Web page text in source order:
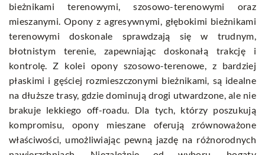
bieżnikami terenowymi, szosowo-terenowymi oraz
mieszanymi. Opony z agresywnymi, głębokimi bieżnikami
terenowymi doskonale sprawdzają się w trudnym,
błotnistym terenie, zapewniając doskonałą trakcję i
kontrolę. Z kolei opony szosowo-terenowe, z bardziej
płaskimi i gęściej rozmieszczonymi bieżnikami, są idealne
na dłuższe trasy, gdzie dominują drogi utwardzone, ale nie
brakuje lekkiego off-roadu. Dla tych, którzy poszukują
kompromisu, opony mieszane oferują zrównoważone
właściwości, umożliwiając pewną jazdę na różnorodnych